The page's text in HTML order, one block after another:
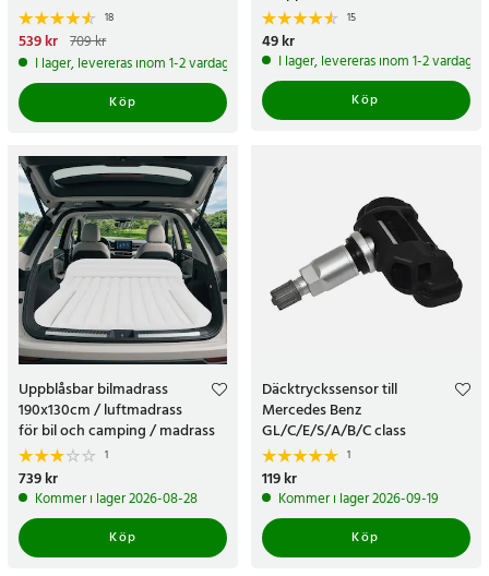
18
Nuvarande pris
pris:709 kr
539 kr 709 kr
I lager, levereras inom 1-2 vardagar
Köp
15
Pris:49 kr
49 kr
I lager, levereras inom 1-2 vardagar
Köp
Uppblåsbar bilmadrass
190x130cm / luftmadrass
för bil och camping / madrass
till baksäte / resesäng med
pump
1
Pris:739 kr
739 kr
Kommer i lager 2026-08-28
Köp
Däcktryckssensor till
Mercedes Benz
GL/C/E/S/A/B/C class
1
Pris:119 kr
119 kr
Kommer i lager 2026-09-19
Köp